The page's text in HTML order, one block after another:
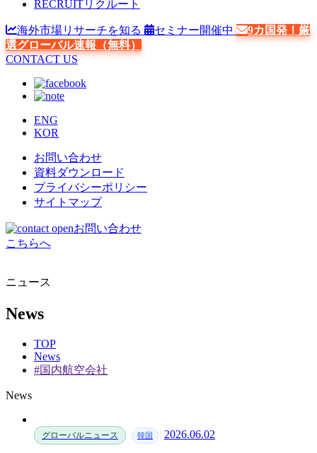
RECRUITリクルート
海外市場リサーチを知る セミナー開催中
9カ国発！厳
選グローバル速報（無料）
CONTACT US
ENG
KOR
お問い合わせ
資料ダウンロード
プライバシーポリシー
サイトマップ
お問い合わせ
こちらへ
ニュース
News
TOP
News
#国内航空会社
News
グローバルニュース 韓国 2026.06.02